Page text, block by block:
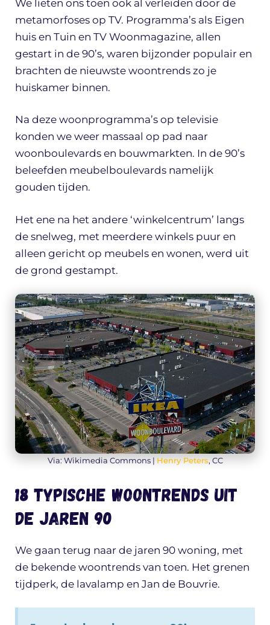
We lieten ons toen ook al verleiden door de
metamorfoses op TV. Programma’s als Eigen
huis en Tuin en TV Woonmagazine, allen
gestart in de 90’s, waren bijzonder populair en
brachten de nieuwste woontrends zo je
huiskamer binnen.
Na deze woonprogramma’s op televisie
konden we weer massaal op pad naar
woonboulevards en bouwmarkten. In de 90’s
beleefden meubelboulevards namelijk
gouden tijden.
Het ene na het andere ‘winkelcentrum’ langs
de snelweg, met meerdere winkels puur en
alleen gericht op meubels en wonen, werd uit
de grond gestampt.
Via: Wikimedia Commons | Henry Peters, CC
18 typische woontrends uit
de jaren 90
We gaan terug naar de jaren 90 woning, met
de bekende woontrends van toen. Het grenen
tijdperk, de lavalamp en Jan de Bouvrie.